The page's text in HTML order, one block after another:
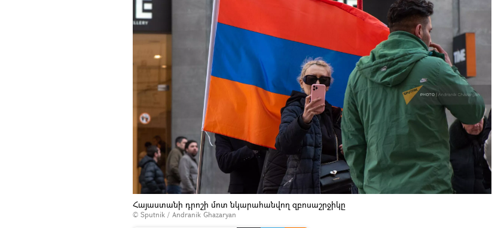
Հայաստանի դրոշի մոտ նկարահանվող զբոսաշրջիկը
© Sputnik / Andranik Ghazaryan